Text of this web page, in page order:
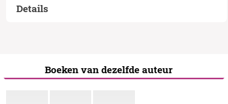
Details
Boeken van dezelfde auteur